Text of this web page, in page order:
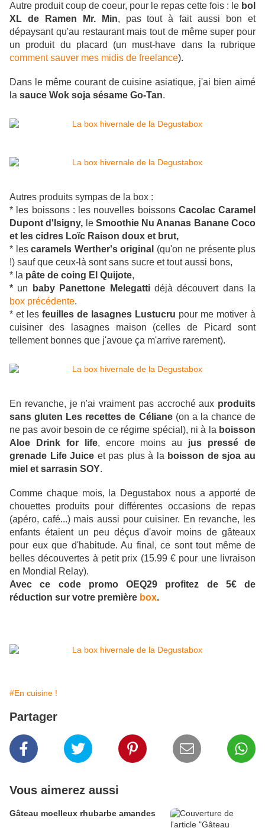
Autre produit coup de coeur, pour le repas cette fois : le bol
XL de Ramen Mr. Min, pas tout à fait aussi bon et
dépaysant qu'au restaurant mais tout de même super pour
un produit du placard (un must-have dans la rubrique
comment sauver mes midis de freelance).
Dans le même courant de cuisine asiatique, j'ai bien aimé
la sauce Wok soja sésame Go-Tan.
Autres produits sympas de la box :
* les boissons : les nouvelles boissonsCacolac Caramel
Dupont d'Isigny, leSmoothie Nu Ananas Banane Coco
et les cidres Loïc Raison doux et brut,
* les caramels Werther's original (qu'on ne présente plus
!) sauf que ceux-là sont sans sucre et tout aussi bons,
* la pâte de coing El Quijote,
* un baby Panettone Melegattidéjà découvert dans la
box précédente.
* et les feuilles de lasagnes Lustucru pour me motiver à
cuisiner des lasagnes maison (celles de Picard sont
tellement bonnes que j'avoue ça m'arrive rarement).
En revanche, je n'ai vraiment pas accroché aux produits
sans gluten Les recettes de Céliane(on a la chance de
ne pas avoir besoin de ce régime spécial), ni à la boisson
Aloe Drink for life, encore moins au jus pressé de
grenade Life Juice et pas plus à la boisson de sjoa au
miel et sarrasin SOY.
Comme chaque mois, la Degustabox nous a apporté de
chouettes produits pour différentes occasions de repas
(apéro, café...) mais aussi pour cuisiner. En revanche, les
enfants étaient un peu déçus d'avoir moins de gâteaux
pour eux que d'habitude. Au final, ce sont tout même de
belles découvertes à petit prix (15.99 € pour une livraison
en Mondial Relay).
Avec ce code promo OEQ29 profitez de 5€ de
réduction sur votre première box.
#En cuisine !
Partager
Vous aimerez aussi
Gâteau moelleux rhubarbe amandes